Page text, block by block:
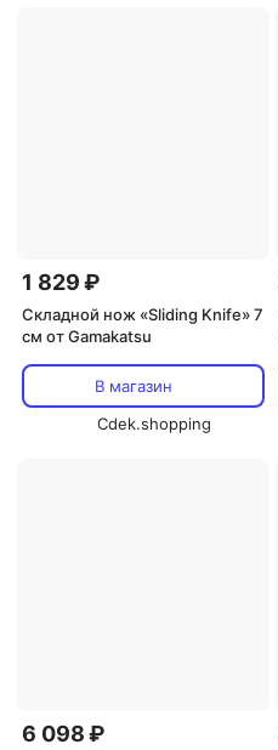
1 829 ₽
Складной нож «Sliding Knife» 7
см от Gamakatsu
В магазин
Cdek.shopping
6 098 ₽